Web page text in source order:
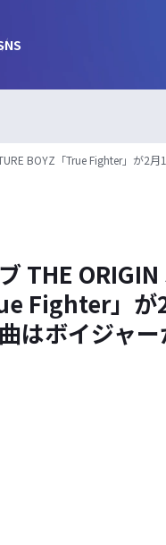
BOYZ「True Fighter」が
THE
Fighter」
はボイジャー